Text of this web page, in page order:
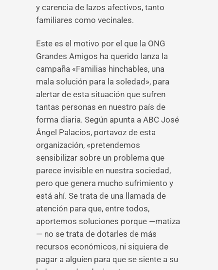
y carencia de lazos afectivos, tanto
familiares como vecinales.
Este es el motivo por el que la ONG
Grandes Amigos ha querido lanza la
campaña «Familias hinchables, una
mala solución para la soledad», para
alertar de esta situación que sufren
tantas personas en nuestro país de
forma diaria. Según apunta a ABC José
Ángel Palacios, portavoz de esta
organización, «pretendemos
sensibilizar sobre un problema que
parece invisible en nuestra sociedad,
pero que genera mucho sufrimiento y
está ahí. Se trata de una llamada de
atención para que, entre todos,
aportemos soluciones porque —matiza
— no se trata de dotarles de más
recursos económicos, ni siquiera de
pagar a alguien para que se siente a su